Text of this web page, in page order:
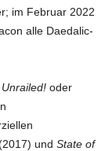
im Februar 2022
alle Daedalic-
Unrailed! oder
und State of